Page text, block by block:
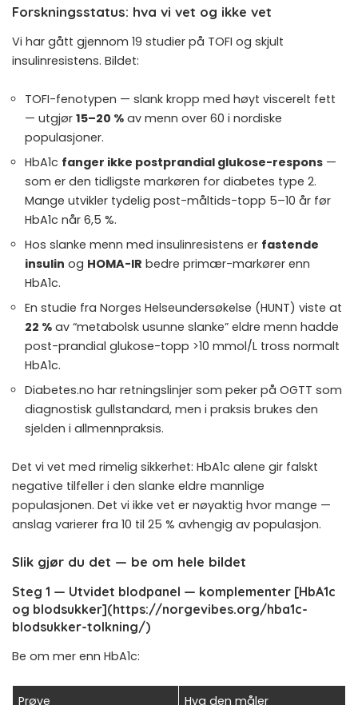
Forskningsstatus: hva vi vet og ikke vet
Vi har gått gjennom 19 studier på TOFI og skjult
insulinresistens. Bildet:
TOFI-fenotypen — slank kropp med høyt viscerelt fett
— utgjør 15–20 % av menn over 60 i nordiske
populasjoner.
HbA1c fanger ikke postprandial glukose-respons —
som er den tidligste markøren for diabetes type 2.
Mange utvikler tydelig post-måltids-topp 5–10 år før
HbA1c når 6,5 %.
Hos slanke menn med insulinresistens er fastende
insulin og HOMA-IR bedre primær-markører enn
HbA1c.
En studie fra Norges Helseundersøkelse (HUNT) viste at
22 % av “metabolsk usunne slanke” eldre menn hadde
post-prandial glukose-topp >10 mmol/L tross normalt
HbA1c.
Diabetes.no har retningslinjer som peker på OGTT som
diagnostisk gullstandard, men i praksis brukes den
sjelden i allmennpraksis.
Det vi vet med rimelig sikkerhet: HbA1c alene gir falskt
negative tilfeller i den slanke eldre mannlige
populasjonen. Det vi ikke vet er nøyaktig hvor mange —
anslag varierer fra 10 til 25 % avhengig av populasjon.
Slik gjør du det — be om hele bildet
Steg 1 — Utvidet blodpanel — komplementer [HbA1c
og blodsukker](https://norgevibes.org/hba1c-
blodsukker-tolkning/)
Be om mer enn HbA1c:
Prøve Hva den måler